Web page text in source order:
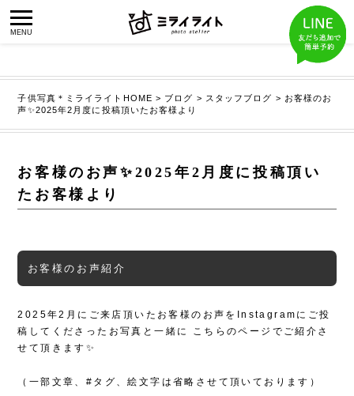
子供写真＊ミライライトHOME > ブログ > スタッフブログ > お客様のお
声✨2025年2月度に投稿頂いたお客様より
お客様のお声✨2025年2月度に投稿頂い
たお客様より
お客様のお声紹介
2025年2月にご来店頂いたお客様のお声をInstagramにご投
稿してくださったお写真と一緒に
こちらのページでご紹介さ
せて頂きます✨
（一部文章、#タグ、絵文字は省略させて頂いております）